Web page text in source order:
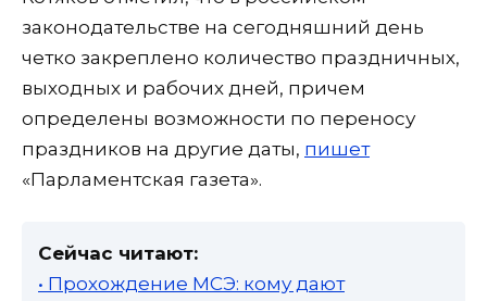
законодательстве на сегодняшний день
четко закреплено количество праздничных,
выходных и рабочих дней, причем
определены возможности по переносу
праздников на другие даты, пишет
«Парламентская газета».
Сейчас читают:
• Прохождение МСЭ: кому дают